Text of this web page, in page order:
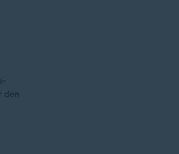
den